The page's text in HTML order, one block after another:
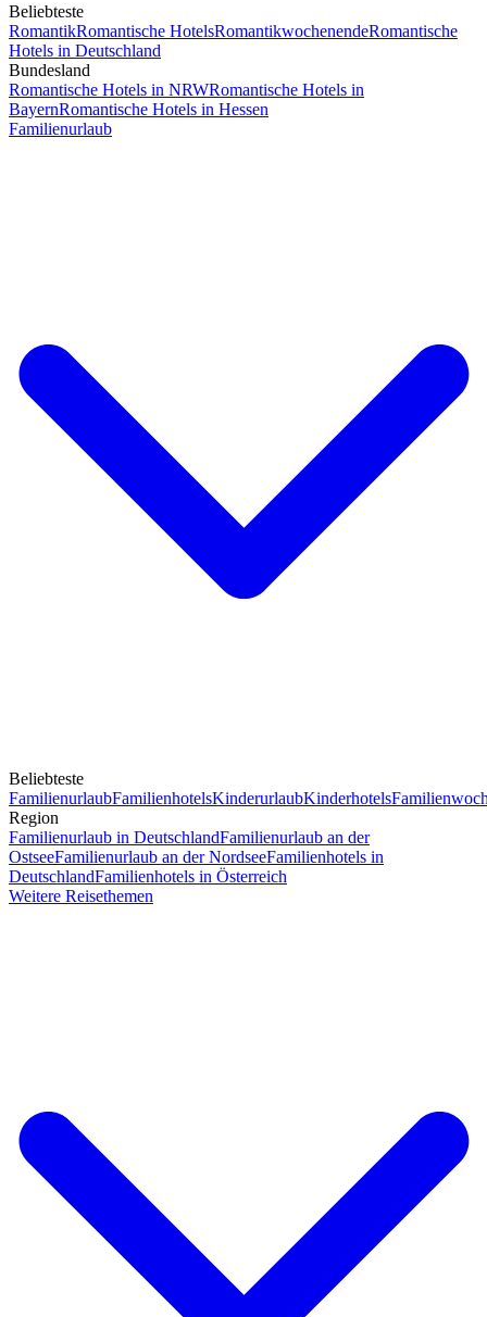
Beliebteste
RomantikRomantische HotelsRomantikwochenendeRomantische
Hotels in Deutschland
Bundesland
Romantische Hotels in NRWRomantische Hotels in
BayernRomantische Hotels in Hessen
Familienurlaub
Beliebteste
FamilienurlaubFamilienhotelsKinderurlaubKinderhotels
Region
Familienurlaub in DeutschlandFamilienurlaub an der
OstseeFamilienurlaub an der NordseeFamilienhotels in
DeutschlandFamilienhotels in Österreich
Weitere Reisethemen